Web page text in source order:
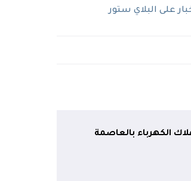
على البلاي ستور
الكهرباء بالعاصمة